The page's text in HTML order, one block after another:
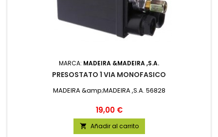
MARCA: MADEIRA &MADEIRA ,S.A.
PRESOSTATO 1 VIA MONOFASICO
MADEIRA &amp;MADEIRA ,S.A. 56828
Precio
19,00 €
 Añadir al carrito